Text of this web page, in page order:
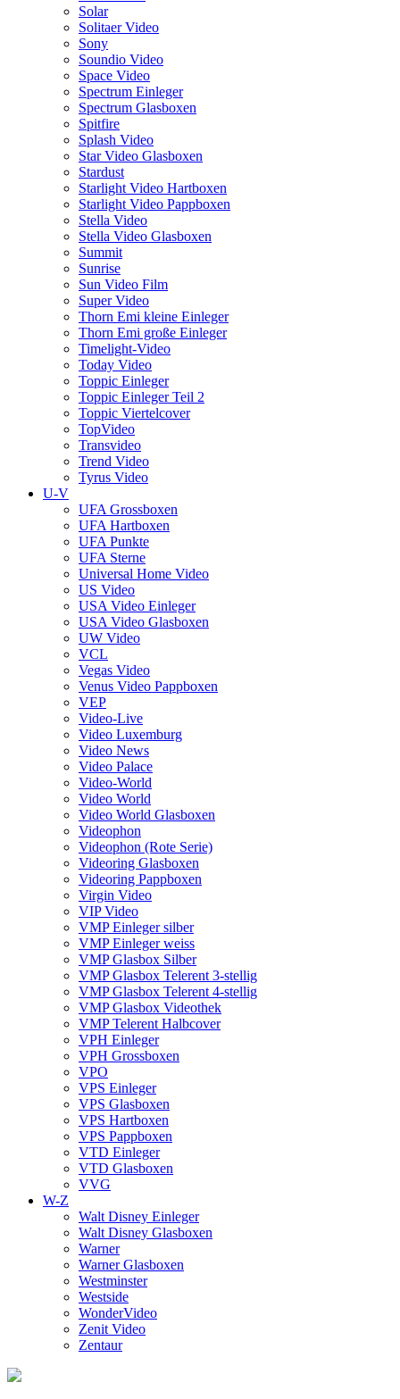
Solar
Solitaer Video
Sony
Soundio Video
Space Video
Spectrum Einleger
Spectrum Glasboxen
Spitfire
Splash Video
Star Video Glasboxen
Stardust
Starlight Video Hartboxen
Starlight Video Pappboxen
Stella Video
Stella Video Glasboxen
Summit
Sunrise
Sun Video Film
Super Video
Thorn Emi kleine Einleger
Thorn Emi große Einleger
Timelight-Video
Today Video
Toppic Einleger
Toppic Einleger Teil 2
Toppic Viertelcover
TopVideo
Transvideo
Trend Video
Tyrus Video
U-V
UFA Grossboxen
UFA Hartboxen
UFA Punkte
UFA Sterne
Universal Home Video
US Video
USA Video Einleger
USA Video Glasboxen
UW Video
VCL
Vegas Video
Venus Video Pappboxen
VEP
Video-Live
Video Luxemburg
Video News
Video Palace
Video-World
Video World
Video World Glasboxen
Videophon
Videophon (Rote Serie)
Videoring Glasboxen
Videoring Pappboxen
Virgin Video
VIP Video
VMP Einleger silber
VMP Einleger weiss
VMP Glasbox Silber
VMP Glasbox Telerent 3-stellig
VMP Glasbox Telerent 4-stellig
VMP Glasbox Videothek
VMP Telerent Halbcover
VPH Einleger
VPH Grossboxen
VPO
VPS Einleger
VPS Glasboxen
VPS Hartboxen
VPS Pappboxen
VTD Einleger
VTD Glasboxen
VVG
W-Z
Walt Disney Einleger
Walt Disney Glasboxen
Warner
Warner Glasboxen
Westminster
Westside
WonderVideo
Zenit Video
Zentaur